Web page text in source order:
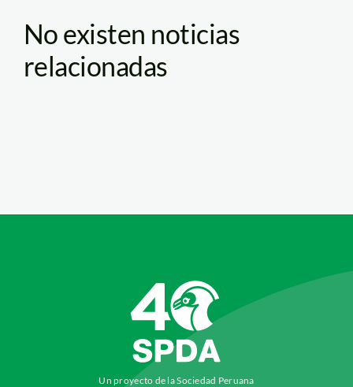
No existen noticias
relacionadas
Un proyecto de la Sociedad Peruana